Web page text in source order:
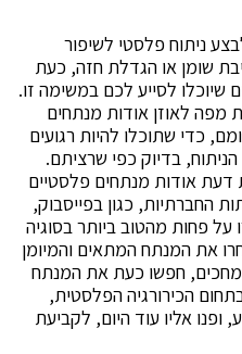
ניתוח פלסטי לשיפור
שומן או הגדלת חזה, כעת
שיוכלו לסייע לכם במשימה זו.
לאוזן אודות מנתחים
כדי שתוכלו להיות רגועים
בדיוק כפי שרציתם.
דעת אודות מנתחים פלסטיים
החברתיות, כגון בפייסבוק,
פחות מהטוב ביותר בסוגיה
את המנתח המתאים והמיומן
חפשו כעת את המנתח
הכירורגיה הפלסטית,
אליו עוד היום, לקביעת